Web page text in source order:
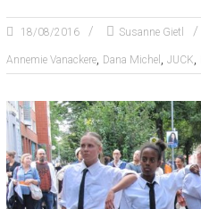
18/08/2016 Susanne Gietl
Annemie Vanackere, Dana Michel , JUCK,